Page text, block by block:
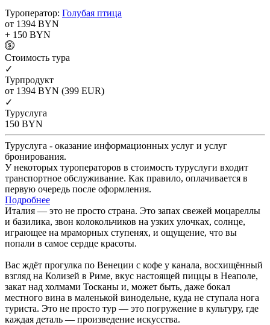
Туроператор: Голубая птица
от 1394 BYN
+ 150 BYN
Cтоимость тура
✓
Турпродукт
от 1394 BYN (399 EUR)
✓
Туруслуга
150 BYN
Туруслуга - оказание информационных услуг и услуг
бронирования.
У некоторых туроператоров в стоимость туруслуги входит
транспортное обслуживание. Как правило, оплачивается в
первую очередь после оформления.
Подробнее
Италия — это не просто страна. Это запах свежей моцареллы
и базилика, звон колокольчиков на узких улочках, солнце,
играющее на мраморных ступенях, и ощущение, что вы
попали в самое сердце красоты.
Вас ждёт прогулка по Венеции с кофе у канала, восхищённый
взгляд на Колизей в Риме, вкус настоящей пиццы в Неаполе,
закат над холмами Тосканы и, может быть, даже бокал
местного вина в маленькой винодельне, куда не ступала нога
туриста. Это не просто тур — это погружение в культуру, где
каждая деталь — произведение искусства.